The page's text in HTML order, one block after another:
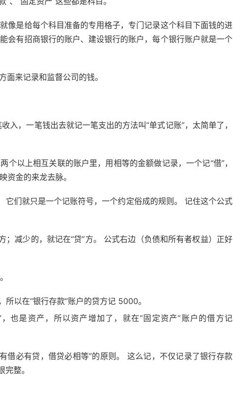
像是给每个科目准备的专用格子，专门记录这个科目下面钱的进
会有招商银行的账户、建设银行的账户，每个银行账户就是一个
面来记录和监督公司的钱。
入，一笔钱出去就记一笔支出的方法叫“单式记账”，太简单了，
以上相互关联的账户里，用相等的金额做记录，一个记“借”，
资金的来龙去脉。
它们就只是一个记账符号，一个约定俗成的规则。 记住这个公式
；减少的，就记在“贷”方。 公式右边（负债和所有者权益）正好
以在“银行存款”账户的贷方记 5000。
也是资产，所以资产增加了，就在“固定资产”账户的借方记
借必有贷，借贷必相等”的原则。 这么记，不仅记录了银行存款
整。